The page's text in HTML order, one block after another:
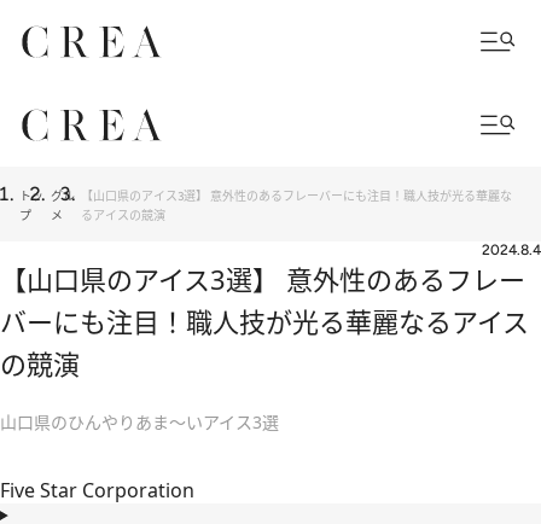
トッ
プ
グル
メ
【山口県のアイス3選】 意外性のあるフレーバーにも注目！職人技が光る華麗な
るアイスの競演
2024.8.4
【山口県のアイス3選】 意外性のあるフレー
バーにも注目！職人技が光る華麗なるアイス
の競演
山口県のひんやりあま～いアイス3選
Five Star Corporation